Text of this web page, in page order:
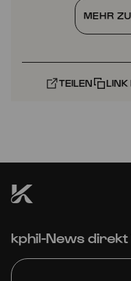
MEHR
TEILEN LINK
kphil-News